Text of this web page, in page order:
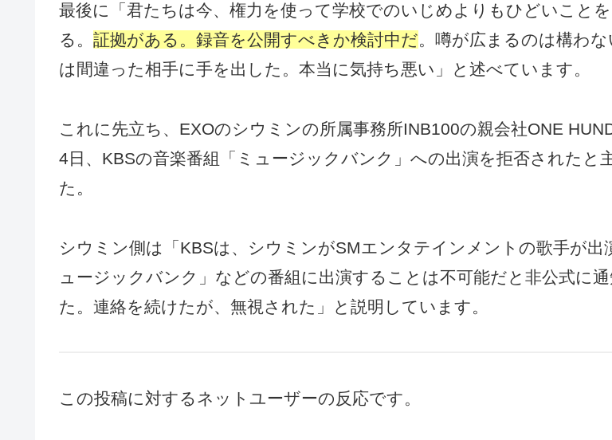
最後に「君たちは今、権力を使って学校でのいじめよりもひどいこと
る。 証拠がある。録音を公開すべきか検討中だ。噂が広まるのは構わな
は間違った相手に手を出した。本当に気持ち悪い」と述べています。
これに先立ち、EXOのシウミンの所属事務所INB100の親会社ONE
4日、KBSの音楽番組「ミュージックバンク」への出演を拒否されたと
た。
シウミン側は「KBSは、シウミンがSMエンタテインメントの歌手が出
ュージックバンク」などの番組に出演することは不可能だと非公式に
た。連絡を続けたが、無視された」と説明しています。
この投稿に対するネットユーザーの反応です。